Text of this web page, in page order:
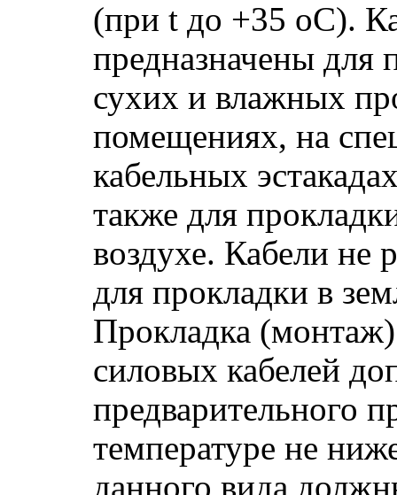
(при t до +35 оС).
предназначены для
сухих и влажных
помещениях, на
кабельных
также для
воздухе. Кабели не
для прокладки в
Прокладка
силовых кабелей
предварительного
температуре не
данного вида